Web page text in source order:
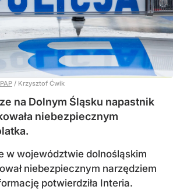
PAP / Krzysztof Ćwik
na Dolnym Śląsku napastnik
niebezpiecznym
w województwie dolnośląskim
niebezpiecznym narzędziem
potwierdziła Interia.